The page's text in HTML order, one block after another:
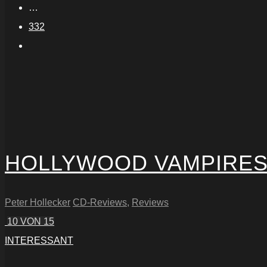
…
332
HOLLYWOOD
Peter Hollecker CD-Reviews, Reviews
10 VON 15
INTERESSANT